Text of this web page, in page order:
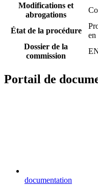
Modifications et
abrogations
État de la procédure
en
Dossier de la
commission
Portail de
documentation